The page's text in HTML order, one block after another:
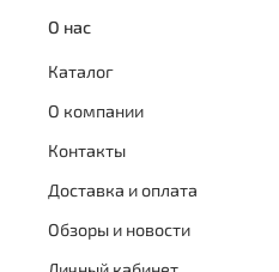
О нас
Каталог
О компании
Контакты
Доставка и оплата
Обзоры и новости